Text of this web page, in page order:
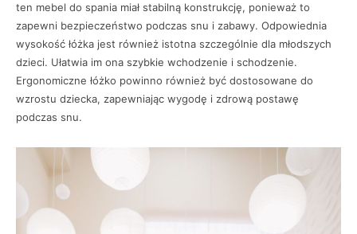
ten mebel do spania miał stabilną konstrukcję, ponieważ to
zapewni bezpieczeństwo podczas snu i zabawy. Odpowiednia
wysokość łóżka jest również istotna szczególnie dla młodszych
dzieci. Ułatwia im ona szybkie wchodzenie i schodzenie.
Ergonomiczne łóżko powinno również być dostosowane do
wzrostu dziecka, zapewniając wygodę i zdrową postawę
podczas snu.